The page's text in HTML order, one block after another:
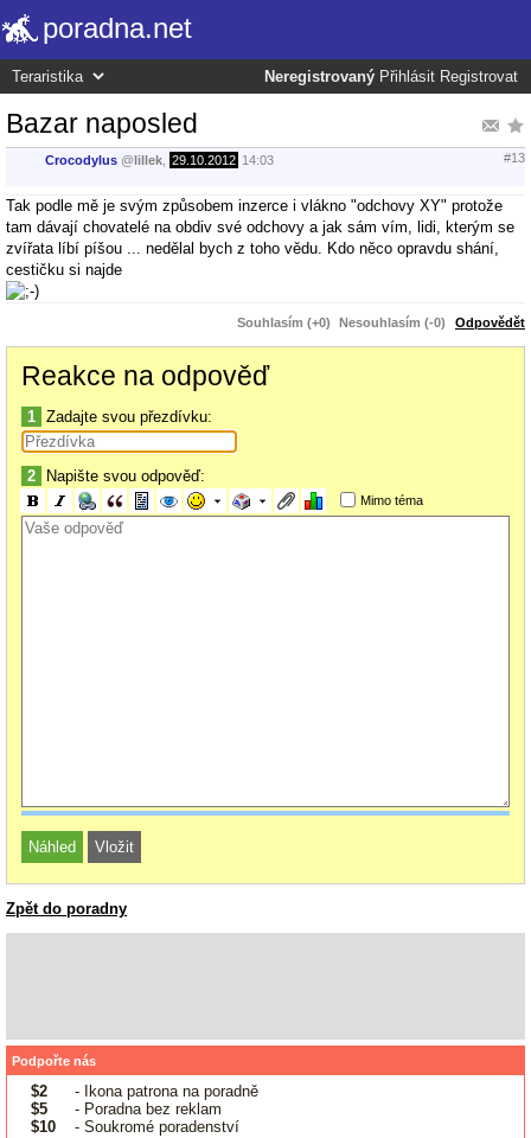
poradna.net
Neregistrovaný Přihlásit Registrovat
Bazar naposled
Crocodylus @lillek 29.10.2012 14:03 #13
Tak podle mě je svým způsobem inzerce i vlákno "odchovy XY" protože
tam dávají chovatelé na obdiv své odchovy a jak sám vím, lidi, kterým se
zvířata líbí píšou ... nedělal bych z toho vědu. Kdo něco opravdu shání,
cestičku si najde
Souhlasím (+0) Nesouhlasím (-0) Odpovědět
Reakce na odpověď
1 Zadajte svou přezdívku:
2 Napište svou odpověď:
Mimo téma
Zpět do poradny
Podpořte nás
$2
- Ikona patrona na poradně
$5
- Poradna bez reklam
$10
- Soukromé poradenství